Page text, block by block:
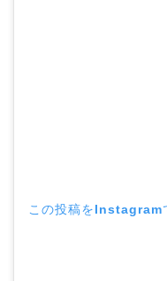
この投稿をInstagram